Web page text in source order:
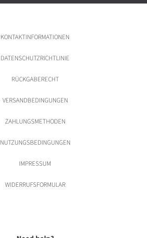
KONTAKTINFORMATIONEN
DATENSCHUTZRICHTLINIE
RÜCKGABERECHT
VERSANDBEDINGUNGEN
ZAHLUNGSMETHODEN
NUTZUNGSBEDINGUNGEN
IMPRESSUM
WIDERRUFSFORMULAR